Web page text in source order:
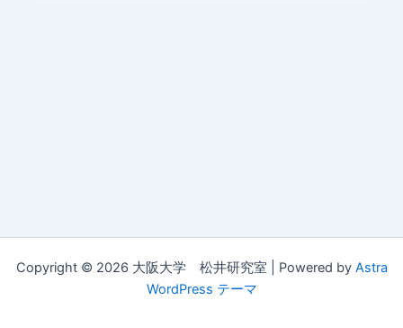
Copyright © 2026 大阪大学 松井研究室 | Powered by Astra
WordPress テーマ